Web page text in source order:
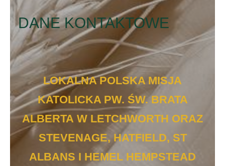
DANE KONTAKTOWE
LOKALNA POLSKA MISJA
KATOLICKA PW. ŚW. BRATA
ALBERTA W LETCHWORTH ORAZ
STEVENAGE, HATFIELD, ST
ALBANS I HEMEL HEMPSTEAD